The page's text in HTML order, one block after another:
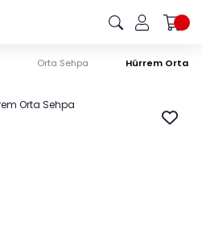
Orta Sehpa Hürrem Orta